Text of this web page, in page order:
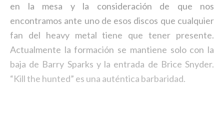
en la mesa y la consideración de que nos
encontramos ante uno de esos discos que cualquier
fan del heavy metal tiene que tener presente.
Actualmente la formación se mantiene solo con la
baja de Barry Sparks y la entrada de Brice Snyder.
“Kill the hunted” es una auténtica barbaridad.